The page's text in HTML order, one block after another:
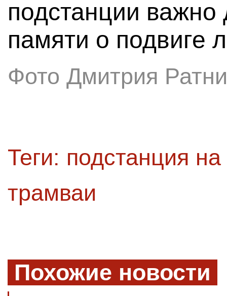
подстанции важно
памяти о подвиге
Фото Дмитрия
Теги: подстанция
трамваи
Похожие новости